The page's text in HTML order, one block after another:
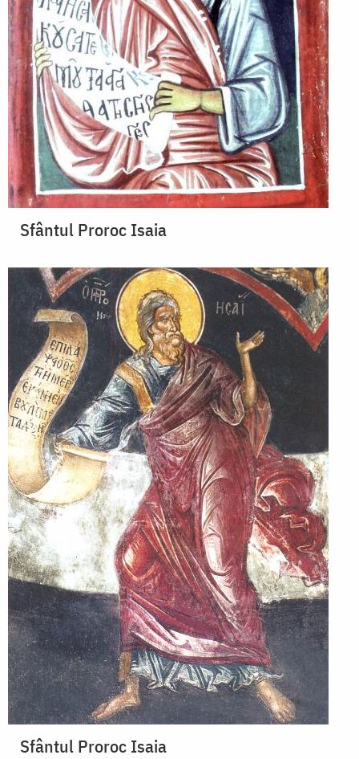
Sfântul Proroc Isaia
Sfântul Proroc Isaia